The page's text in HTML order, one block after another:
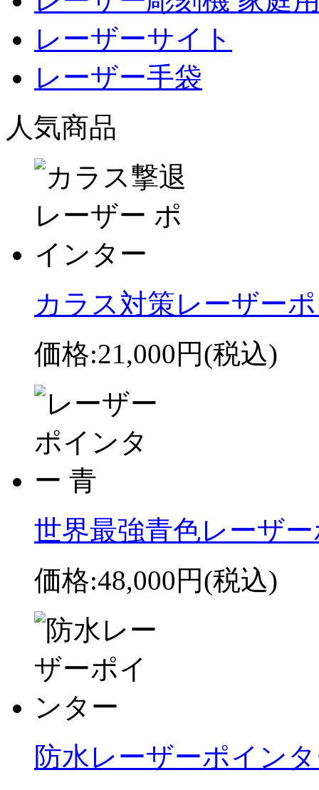
レーザーサイト
レーザー手袋
人気商品
カラス対策レーザー
価格:21,000円(税込)
世界最強青色レーザ
価格:48,000円(税込)
防水レーザーポイン